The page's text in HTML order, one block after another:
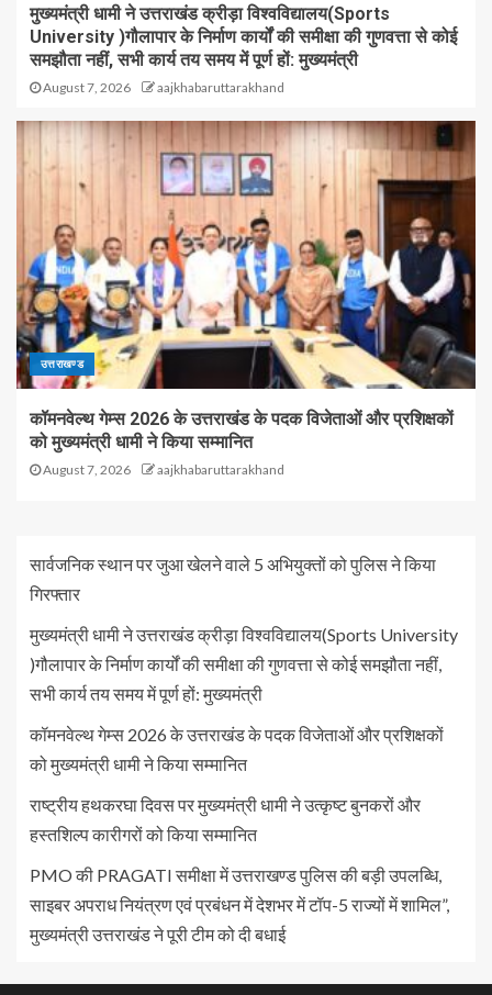
मुख्यमंत्री धामी ने उत्तराखंड क्रीड़ा विश्वविद्यालय(Sports
University )गौलापार के निर्माण कार्यों की समीक्षा की गुणवत्ता से कोई
समझौता नहीं, सभी कार्य तय समय में पूर्ण हों: मुख्यमंत्री
August 7, 2026 aajkhabaruttarakhand
उत्तराखण्ड
कॉमनवेल्थ गेम्स 2026 के उत्तराखंड के पदक विजेताओं और प्रशिक्षकों
को मुख्यमंत्री धामी ने किया सम्मानित
August 7, 2026 aajkhabaruttarakhand
सार्वजनिक स्थान पर जुआ खेलने वाले 5 अभियुक्तों को पुलिस ने किया
गिरफ्तार
मुख्यमंत्री धामी ने उत्तराखंड क्रीड़ा विश्वविद्यालय(Sports University
)गौलापार के निर्माण कार्यों की समीक्षा की गुणवत्ता से कोई समझौता नहीं,
सभी कार्य तय समय में पूर्ण हों: मुख्यमंत्री
कॉमनवेल्थ गेम्स 2026 के उत्तराखंड के पदक विजेताओं और प्रशिक्षकों
को मुख्यमंत्री धामी ने किया सम्मानित
राष्ट्रीय हथकरघा दिवस पर मुख्यमंत्री धामी ने उत्कृष्ट बुनकरों और
हस्तशिल्प कारीगरों को किया सम्मानित
PMO की PRAGATI समीक्षा में उत्तराखण्ड पुलिस की बड़ी उपलब्धि,
साइबर अपराध नियंत्रण एवं प्रबंधन में देशभर में टॉप-5 राज्यों में शामिल”,
मुख्यमंत्री उत्तराखंड ने पूरी टीम को दी बधाई